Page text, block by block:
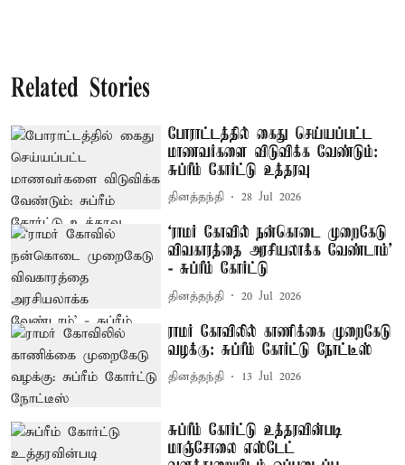
Related Stories
போராட்டத்தில் கைது செய்யப்பட்ட
மாணவர்களை விடுவிக்க வேண்டும்:
சுப்ரீம் கோர்ட்டு உத்தரவு
தினத்தந்தி 28 Jul 2026
‘ராமர் கோவில் நன்கொடை முறைகேடு
விவகாரத்தை அரசியலாக்க வேண்டாம்’
- சுப்ரீம் கோர்ட்டு
தினத்தந்தி 20 Jul 2026
ராமர் கோவிலில் காணிக்கை முறைகேடு
வழக்கு: சுப்ரீம் கோர்ட்டு நோட்டீஸ்
தினத்தந்தி 13 Jul 2026
சுப்ரீம் கோர்ட்டு உத்தரவின்படி
மாஞ்சோலை எஸ்டேட்